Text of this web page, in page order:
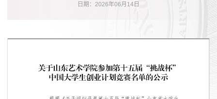
日期：2026年06月14日